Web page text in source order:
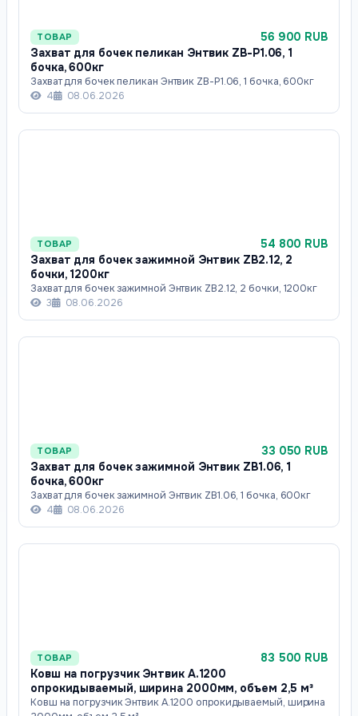
ТОВАР
56 900 RUB
Захват для бочек пеликан Энтвик ZB-P1.06, 1
бочка, 600кг
Захват для бочек пеликан Энтвик ZB-P1.06, 1 бочка, 600кг
4
08.06.2026
ТОВАР
54 800 RUB
Захват для бочек зажимной Энтвик ZB2.12, 2
бочки, 1200кг
Захват для бочек зажимной Энтвик ZB2.12, 2 бочки, 1200кг
3
08.06.2026
ТОВАР
33 050 RUB
Захват для бочек зажимной Энтвик ZB1.06, 1
бочка, 600кг
Захват для бочек зажимной Энтвик ZB1.06, 1 бочка, 600кг
4
08.06.2026
ТОВАР
83 500 RUB
Ковш на погрузчик Энтвик А.1200
опрокидываемый, ширина 2000мм, объем 2,5 м³
Ковш на погрузчик Энтвик А.1200 опрокидываемый, ширина